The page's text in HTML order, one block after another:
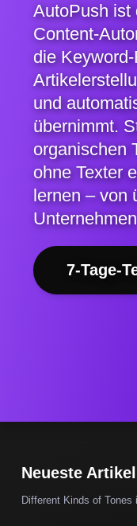
AutoPush ist
Content-
die
und
übernimmt.
organischen
ohne Texter
lernen – von
7-Tage-
Neueste Artikel
Different Kinds of